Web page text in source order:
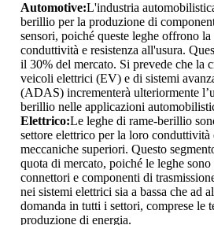
Automotive:L'industria
berillio per la produzione di
sensori, poiché queste leghe offrono la
conduttività e resistenza all'usura.
il 30% del mercato. Si prevede che la
veicoli elettrici (EV) e di sistemi
(ADAS) incrementerà ulteriormente
berillio nelle applicazioni
Elettrico:Le leghe di rame-berillio
settore elettrico per la loro conduttività
meccaniche superiori. Questo
quota di mercato, poiché le leghe
connettori e componenti di
nei sistemi elettrici sia a bassa che ad
domanda in tutti i settori, comprese le
produzione di energia.